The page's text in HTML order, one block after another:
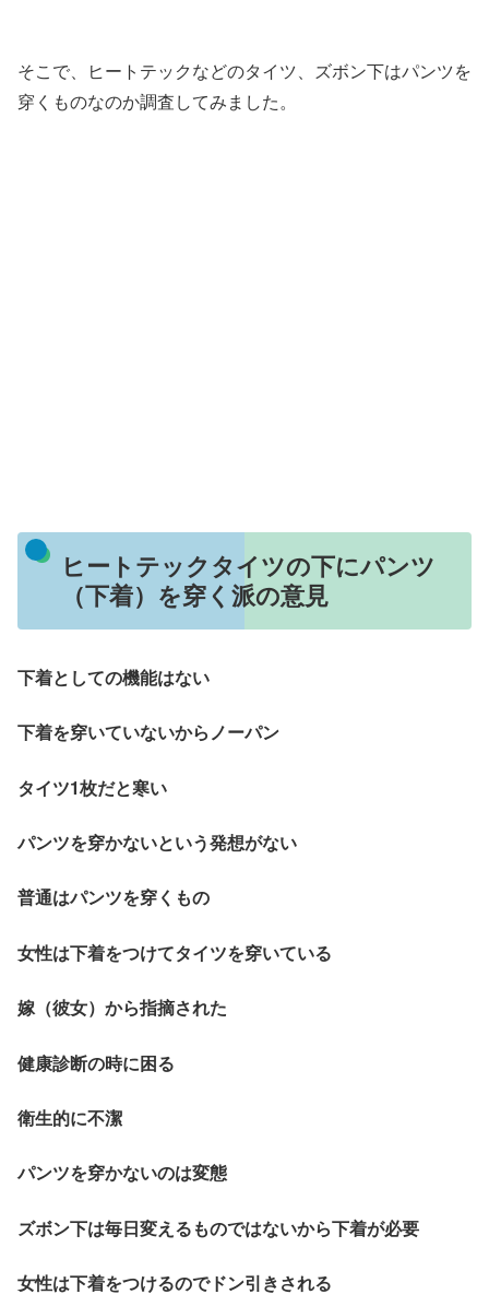
そこで、ヒートテックなどのタイツ、ズボン下はパンツを
穿くものなのか調査してみました。
ヒートテックタイツの下にパンツ
（下着）を穿く派の意見
下着としての機能はない
下着を穿いていないからノーパン
タイツ1枚だと寒い
パンツを穿かないという発想がない
普通はパンツを穿くもの
女性は下着をつけてタイツを穿いている
嫁（彼女）から指摘された
健康診断の時に困る
衛生的に不潔
パンツを穿かないのは変態
ズボン下は毎日変えるものではないから下着が必要
女性は下着をつけるのでドン引きされる